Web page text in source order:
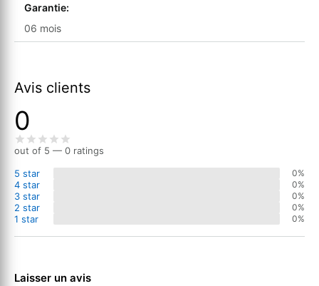
Garantie:
06 mois
Avis clients
0
out of 5 — 0 ratings
5 star
0%
4 star 0%
3 star 0%
2 star 0%
1 star 0%
Laisser un avis